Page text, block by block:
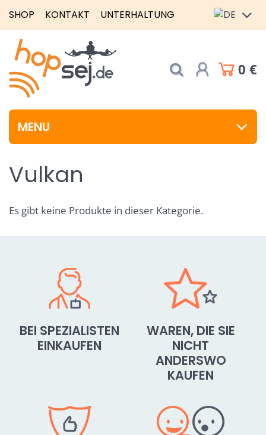
SHOP KONTAKT UNTERHALTUNG
0 €
MENU
Vulkan
Es gibt keine Produkte in dieser Kategorie.
BEI SPEZIALISTEN
EINKAUFEN
WAREN, DIE SIE
NICHT
ANDERSWO
KAUFEN